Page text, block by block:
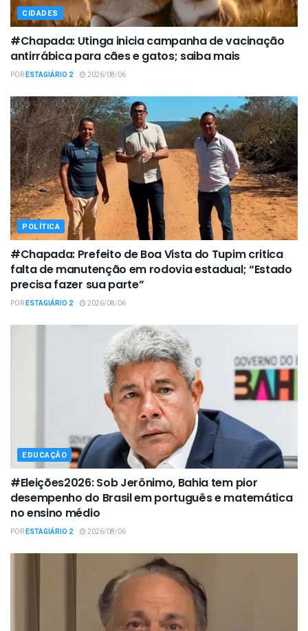
CIDADES
#Chapada: Utinga inicia campanha de vacinação
antirrábica para cães e gatos; saiba mais
PORESTAGIÁRIO 2 2026/08/06
POLÍTICA
#Chapada: Prefeito de Boa Vista do Tupim critica
falta de manutenção em rodovia estadual; “Estado
precisa fazer sua parte”
PORESTAGIÁRIO 2 2026/08/06
EDUCAÇÃO
#Eleições2026: Sob Jerônimo, Bahia tem pior
desempenho do Brasil em português e matemática
no ensino médio
PORESTAGIÁRIO 2 2026/08/06